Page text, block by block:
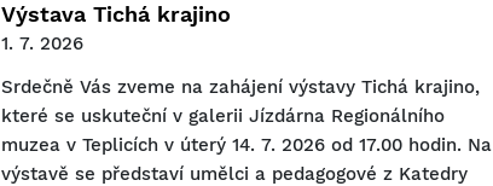
Výstava Tichá krajino
1. 7. 2026
Srdečně Vás zveme na zahájení výstavy Tichá krajino,
které se uskuteční v galerii Jízdárna Regionálního
muzea v Teplicích v úterý 14. 7. 2026 od 17.00 hodin. Na
výstavě se představí umělci a pedagogové z Katedry